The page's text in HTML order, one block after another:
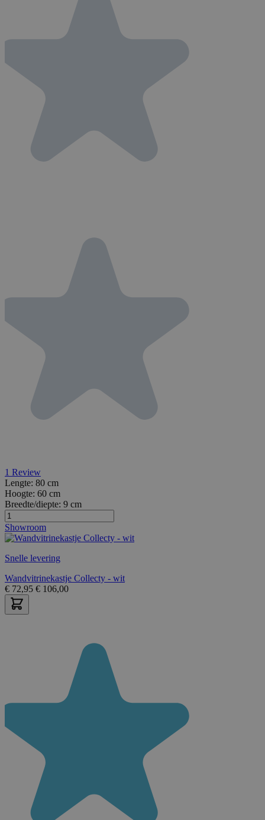
1 Review
Lengte: 80 cm
Hoogte: 60 cm
Breedte/diepte: 9 cm
Showroom
Snelle levering
Wandvitrinekastje Collecty - wit
€ 72,95 € 106,00